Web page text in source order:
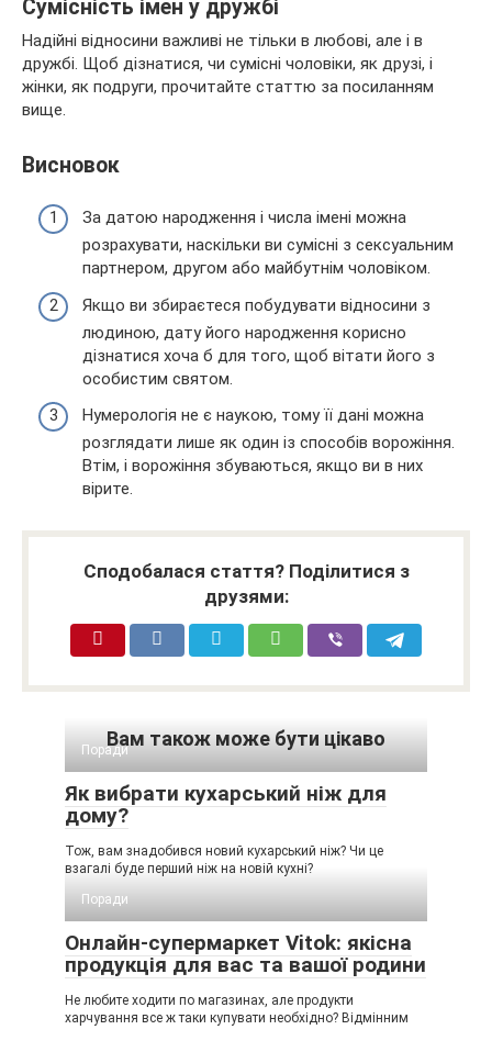
Сумісність імен у дружбі
Надійні відносини важливі не тільки в любові, але і в
дружбі. Щоб дізнатися, чи сумісні чоловіки, як друзі, і
жінки, як подруги, прочитайте статтю за посиланням
вище.
Висновок
За датою народження і числа імені можна
розрахувати, наскільки ви сумісні з сексуальним
партнером, другом або майбутнім чоловіком.
Якщо ви збираєтеся побудувати відносини з
людиною, дату його народження корисно
дізнатися хоча б для того, щоб вітати його з
особистим святом.
Нумерологія не є наукою, тому її дані можна
розглядати лише як один із способів ворожіння.
Втім, і ворожіння збуваються, якщо ви в них
вірите.
Сподобалася стаття? Поділитися з
друзями:
Вам також може бути цікаво
Поради
Як вибрати кухарський ніж для
дому?
Тож, вам знадобився новий кухарський ніж? Чи це
взагалі буде перший ніж на новій кухні?
Поради
Онлайн-супермаркет Vitok: якісна
продукція для вас та вашої родини
Не любите ходити по магазинах, але продукти
харчування все ж таки купувати необхідно? Відмінним